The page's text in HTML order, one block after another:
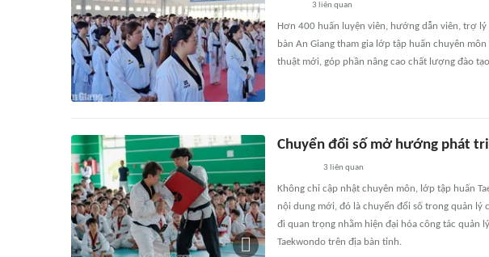
3 liên quan
Hơn 400 huấn luyện viên, hướng dẫn viên, trợ
bàn An Giang tham gia lớp tập huấn chuyên
thuật mới, góp phần nâng cao chất lượng đào
Chuyển đổi số mở hướng phát
3 liên quan
Không chỉ cập nhật chuyên môn, lớp tập huấn
nội dung mới, đó là chuyển đổi số trong quản
đi quan trọng nhằm hiện đại hóa công tác quản
Taekwondo trên địa bàn tỉnh.